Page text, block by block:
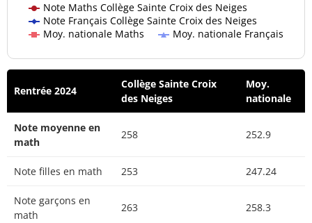
Note Maths Collège Sainte Croix des Neiges
Note Français Collège Sainte Croix des Neiges
Moy. nationale Maths
Moy. nationale Français
Rentrée 2024
Collège Sainte Croix
des Neiges
Moy.
nationale
Note moyenne en
math
258 252.9
Note filles en math 253 247.24
Note garçons en
math
263 258.3